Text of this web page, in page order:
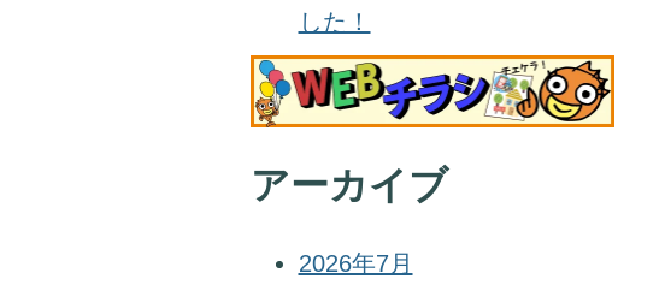
した！
アーカイブ
2026年7月